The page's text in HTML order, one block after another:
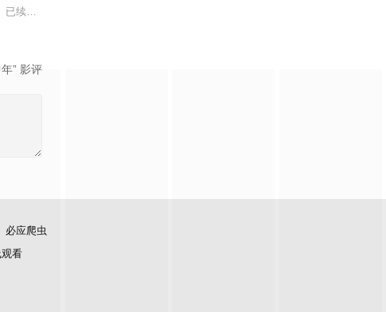
迎且意义重大的题材之一——私家侦探故
已续订第四季。
” 影评
必应爬虫
看